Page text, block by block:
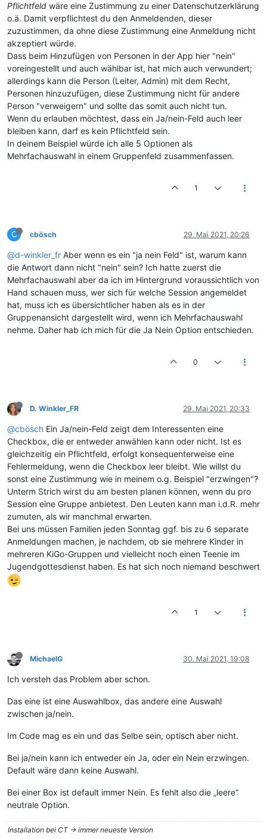
Pflichtfeld wäre eine Zustimmung zu einer Datenschutzerklärung
o.ä. Damit verpflichtest du den Anmeldenden, dieser
zuzustimmen, da ohne diese Zustimmung eine Anmeldung nicht
akzeptiert würde.
Dass beim Hinzufügen von Personen in der App hier "nein"
voreingestellt und auch wählbar ist, hat mich auch verwundert;
allerdings kann die Person (Leiter, Admin) mit dem Recht,
Personen hinzuzufügen, diese Zustimmung nicht für andere
Person "verweigern" und sollte das somit auch nicht tun.
Wenn du erlauben möchtest, dass ein Ja/nein-Feld auch leer
bleiben kann, darf es kein Pflichtfeld sein.
In deinem Beispiel würde ich alle 5 Optionen als
Mehrfachauswahl in einem Gruppenfeld zusammenfassen.
1
C cbösch 29. Mai 2021, 20:26
@d-winkler_fr Aber wenn es ein "ja nein Feld" ist, warum kann
die Antwort dann nicht "nein" sein? Ich hatte zuerst die
Mehrfachauswahl aber da ich im Hintergrund voraussichtlich von
Hand schauen muss, wer sich für welche Session angemeldet
hat, muss ich es übersichtlicher haben als es in der
Gruppenansicht dargestellt wird, wenn ich Mehrfachauswahl
nehme. Daher hab ich mich für die Ja Nein Option entschieden.
0
D. Winkler_FR 29. Mai 2021, 20:33
@cbösch Ein Ja/nein-Feld zeigt dem Interessenten eine
Checkbox, die er entweder anwählen kann oder nicht. Ist es
gleichzeitig ein Pflichtfeld, erfolgt konsequenterweise eine
Fehlermeldung, wenn die Checkbox leer bleibt. Wie willst du
sonst eine Zustimmung wie in meinem o.g. Beispiel "erzwingen"?
Unterm Strich wirst du am besten planen können, wenn du pro
Session eine Gruppe anbietest. Den Leuten kann man i.d.R. mehr
zumuten, als wir manchmal erwarten.
Bei uns müssen Familien jeden Sonntag ggf. bis zu 6 separate
Anmeldungen machen, je nachdem, ob sie mehrere Kinder in
mehreren KiGo-Gruppen und vielleicht noch einen Teenie im
Jugendgottesdienst haben. Es hat sich noch niemand beschwert
1
MichaelG 30. Mai 2021, 19:08
Ich versteh das Problem aber schon.
Das eine ist eine Auswahlbox, das andere eine Auswahl
zwischen ja/nein.
Im Code mag es ein und das Selbe sein, optisch aber nicht.
Bei ja/nein kann ich entweder ein Ja, oder ein Nein erzwingen.
Default wäre dann keine Auswahl.
Bei einer Box ist default immer Nein. Es fehlt also die „leere“
neutrale Option.
Installation bei CT -> immer neueste Version